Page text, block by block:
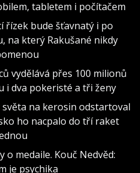
tabletem i počítačem
řízek bude šťavnatý i po
na který Rakušané nikdy
vydělává přes 100 milionů
i dva pokeristé a tři ženy
na kerosin odstartoval
ho nacpalo do tří raket
o medaile. Kouč Nedvěd:
je psychika